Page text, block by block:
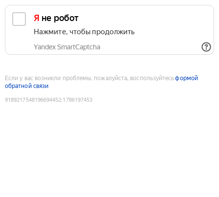
Я не робот
Нажмите, чтобы продолжить
Yandex SmartCaptcha
Если у вас возникли проблемы, пожалуйста, воспользуйтесьформой
обратной связи
9189217548196694452:1786197453